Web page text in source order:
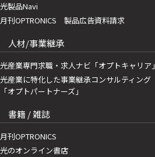
光製品Navi
月刊OPTRONICS 製品広告資料請求
人材/事業継承
光産業専門求職・求人ナビ「オプトキャリア」
光産業に特化した事業継承コンサルティング
「オプトパートナーズ」
書籍 / 雑誌
月刊OPTRONICS
光のオンライン書店